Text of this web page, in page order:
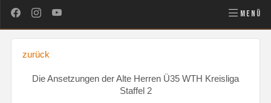
MENÜ
zurück
Die Ansetzungen der Alte Herren Ü35 WTH Kreisliga
Staffel 2